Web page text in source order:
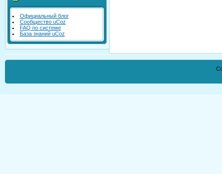
Официальный блог
Сообщество uCoz
FAQ по системе
База знаний uCoz